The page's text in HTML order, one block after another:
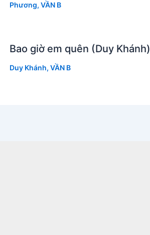
Phương, VẦN B
Bao giờ em quên (Duy Khánh)
Duy Khánh, VẦN B